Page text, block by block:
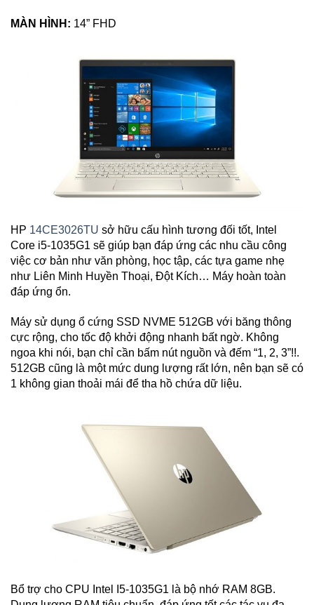
MÀN HÌNH: 14” FHD
HP 14CE3026TU sở hữu cấu hình tương đối tốt, Intel
Core i5-1035G1 sẽ giúp bạn đáp ứng các nhu cầu công
việc cơ bản như văn phòng, học tập, các tựa game nhẹ
như Liên Minh Huyền Thoại, Đột Kích… Máy hoàn toàn
đáp ứng ổn.
Máy sử dụng ổ cứng SSD NVME 512GB với băng thông
cực rộng, cho tốc độ khởi động nhanh bất ngờ. Không
ngoa khi nói, bạn chỉ cần bấm nút nguồn và đếm “1, 2, 3”!!.
512GB cũng là một mức dung lượng rất lớn, nên bạn sẽ có
1 không gian thoải mái để tha hồ chứa dữ liệu.
Bổ trợ cho CPU Intel I5-1035G1 là bộ nhớ RAM 8GB.